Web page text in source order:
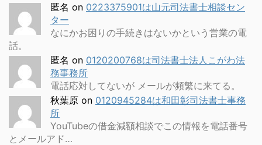
匿名 on 0223375901は山元司法書士相談セン
ター
なにかお困りの手続きはないかという営業の電
話。
匿名 on 0120200768は司法書士法人こがわ法
務事務所
電話応対してないが メールが頻繁に来てる。
秋葉原 on 0120945284は和田彰司法書士事務
所
YouTubeの借金減額相談でこの情報を電話番号
とメールアド…